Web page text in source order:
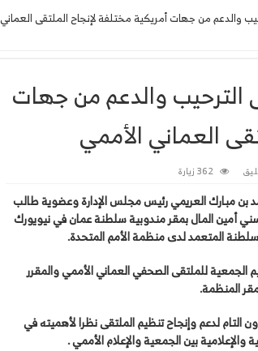
والدعم من جهات أمريكية مختلفة لإنجاح الملتقى العماني
والدعم من جهات
العماني الأممي
362 زيارة
بن مبارك العريمي رئيس مجلس الإدارة وعضوية طالب
أمين المال بمقر مندوبية سلطنة عمان في نيويورك
المتعمد لدى منظمة الأمم المتحدة.
الجمعية للملتقى الصحفي العماني الأممي والمقرر
التام لدعم وإنجاح تنظيم الملتقى نظرا لأهميته في
بين الجمعية والإعلام الأممي .